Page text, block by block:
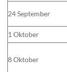
24 September
1 Oktober
8 Oktober